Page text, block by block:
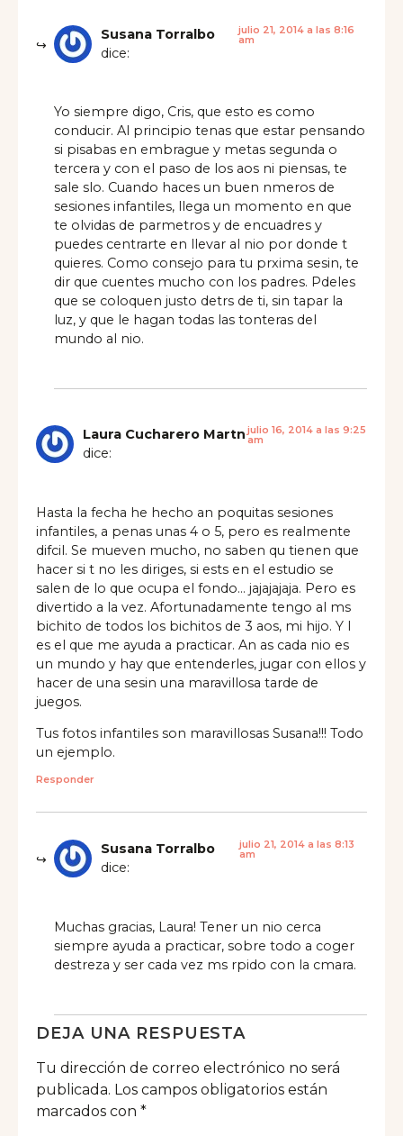
Susana Torralbo
dice:
julio 21, 2014 a las 8:16
am
Yo siempre digo, Cris, que esto es como
conducir. Al principio tenas que estar pensando
si pisabas en embrague y metas segunda o
tercera y con el paso de los aos ni piensas, te
sale slo. Cuando haces un buen nmeros de
sesiones infantiles, llega un momento en que
te olvidas de parmetros y de encuadres y
puedes centrarte en llevar al nio por donde t
quieres. Como consejo para tu prxima sesin, te
dir que cuentes mucho con los padres. Pdeles
que se coloquen justo detrs de ti, sin tapar la
luz, y que le hagan todas las tonteras del
mundo al nio.
Laura Cucharero Martn
dice:
julio 16, 2014 a las 9:25
am
Hasta la fecha he hecho an poquitas sesiones
infantiles, a penas unas 4 o 5, pero es realmente
difcil. Se mueven mucho, no saben qu tienen que
hacer si t no les diriges, si ests en el estudio se
salen de lo que ocupa el fondo… jajajajaja. Pero es
divertido a la vez. Afortunadamente tengo al ms
bichito de todos los bichitos de 3 aos, mi hijo. Y l
es el que me ayuda a practicar. An as cada nio es
un mundo y hay que entenderles, jugar con ellos y
hacer de una sesin una maravillosa tarde de
juegos.
Tus fotos infantiles son maravillosas Susana!!! Todo
un ejemplo.
Responder
Susana Torralbo
dice:
julio 21, 2014 a las 8:13
am
Muchas gracias, Laura! Tener un nio cerca
siempre ayuda a practicar, sobre todo a coger
destreza y ser cada vez ms rpido con la cmara.
DEJA UNA RESPUESTA
Tu dirección de correo electrónico no será
publicada. Los campos obligatorios están
marcados con *